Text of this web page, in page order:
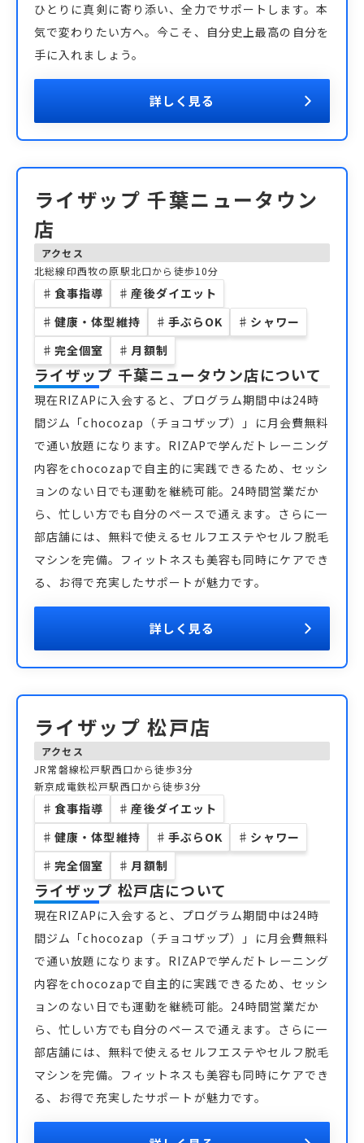
ひとりに真剣に寄り添い、全力でサポートします。本
気で変わりたい方へ。今こそ、自分史上最高の自分を
手に入れましょう。
詳しく見る
ライザップ 千葉ニュータウン
店
アクセス
北総線印西牧の原駅北口から徒歩10分
♯ 食事指導 ♯ 産後ダイエット
♯ 健康・体型維持 ♯ 手ぶらOK ♯ シャワー
♯ 完全個室 ♯ 月額制
ライザップ 千葉ニュータウン店について
現在RIZAPに入会すると、プログラム期間中は24時
間ジム「chocozap（チョコザップ）」に月会費無料
で通い放題になります。RIZAPで学んだトレーニング
内容をchocozapで自主的に実践できるため、セッシ
ョンのない日でも運動を継続可能。24時間営業だか
ら、忙しい方でも自分のペースで通えます。さらに一
部店舗には、無料で使えるセルフエステやセルフ脱毛
マシンを完備。フィットネスも美容も同時にケアでき
る、お得で充実したサポートが魅力です。
詳しく見る
ライザップ 松戸店
アクセス
JR常磐線松戸駅西口から徒歩3分
新京成電鉄松戸駅西口から徒歩3分
♯ 食事指導 ♯ 産後ダイエット
♯ 健康・体型維持 ♯ 手ぶらOK ♯ シャワー
♯ 完全個室 ♯ 月額制
ライザップ 松戸店について
現在RIZAPに入会すると、プログラム期間中は24時
間ジム「chocozap（チョコザップ）」に月会費無料
で通い放題になります。RIZAPで学んだトレーニング
内容をchocozapで自主的に実践できるため、セッシ
ョンのない日でも運動を継続可能。24時間営業だか
ら、忙しい方でも自分のペースで通えます。さらに一
部店舗には、無料で使えるセルフエステやセルフ脱毛
マシンを完備。フィットネスも美容も同時にケアでき
る、お得で充実したサポートが魅力です。